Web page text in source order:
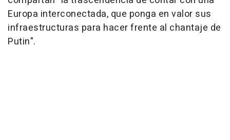
Europa interconectada, que ponga en valor sus
infraestructuras para hacer frente al chantaje de
Putin".